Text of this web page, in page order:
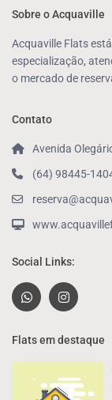
Sobre o Acquaville
Acquaville Flats
especialização,
o mercado de
Contato
Avenida
(64) 98445-
Social Links:
Flats em destaque